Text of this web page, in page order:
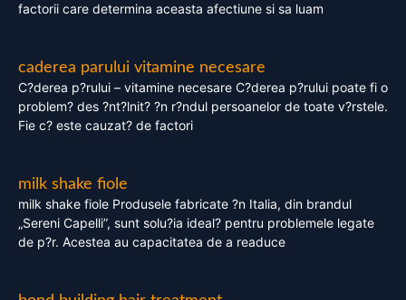
factorii care determina aceasta afectiune si sa luam
caderea parului vitamine necesare
C?derea p?rului – vitamine necesare C?derea p?rului poate fi o
problem? des ?nt?lnit? ?n r?ndul persoanelor de toate v?rstele.
Fie c? este cauzat? de factori
milk shake fiole
milk shake fiole Produsele fabricate ?n Italia, din brandul
„Sereni Capelli”, sunt solu?ia ideal? pentru problemele legate
de p?r. Acestea au capacitatea de a readuce